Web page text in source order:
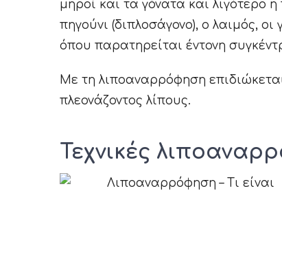
μηροί και τα γόνατα και λιγότερο
πηγούνι (διπλοσάγονο), ο λαιμός,
όπου παρατηρείται έντονη
Με τη λιποαναρρόφηση
πλεονάζοντος λίπους.
Τεχνικές